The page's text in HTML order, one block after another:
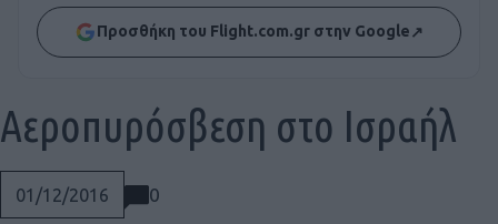
Προσθήκη του Flight.com.gr στην Google↗
01/12/2016 0
Αεροπυρόσβεση στο Ισραήλ